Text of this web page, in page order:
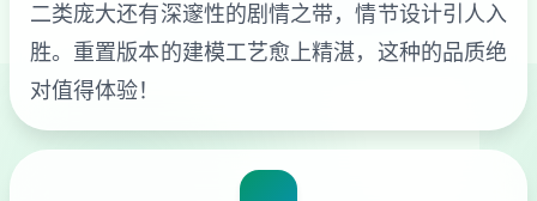
二类庞大还有深邃性的剧情之带，情节设计引人入
胜。重置版本的建模工艺愈上精湛，这种的品质绝
对值得体验！